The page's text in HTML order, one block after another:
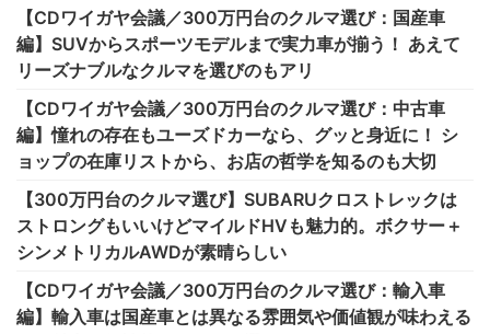
【CDワイガヤ会議／300万円台のクルマ選び：国産車
編】SUVからスポーツモデルまで実力車が揃う！ あえて
リーズナブルなクルマを選びのもアリ
【CDワイガヤ会議／300万円台のクルマ選び：中古車
編】憧れの存在もユーズドカーなら、グッと身近に！ シ
ョップの在庫リストから、お店の哲学を知るのも大切
【300万円台のクルマ選び】SUBARUクロストレックは
ストロングもいいけどマイルドHVも魅力的。ボクサー＋
シンメトリカルAWDが素晴らしい
【CDワイガヤ会議／300万円台のクルマ選び：輸入車
編】輸入車は国産車とは異なる雰囲気や価値観が味わえる